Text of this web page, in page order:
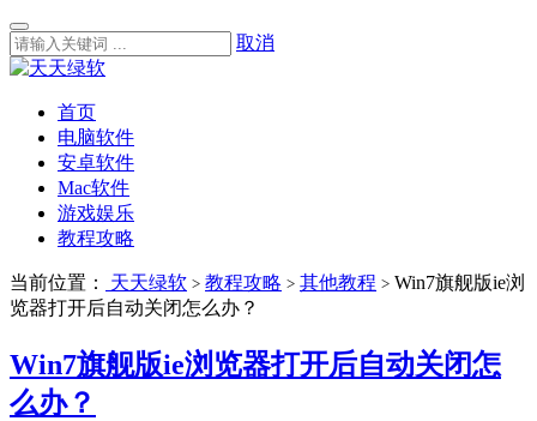
取消
首页
电脑软件
安卓软件
Mac软件
游戏娱乐
教程攻略
当前位置： 天天绿软 > 教程攻略 > 其他教程 > Win7旗舰版ie浏
览器打开后自动关闭怎么办？
Win7旗舰版ie浏览器打开后自动关闭怎
么办？